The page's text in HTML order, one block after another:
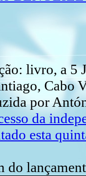
livro, a 5
Cabo
por
da
esta
do